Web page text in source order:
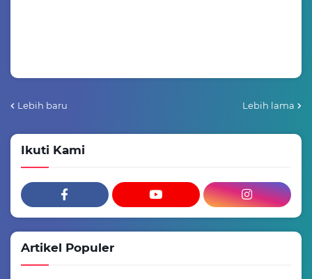
Lebih baru Lebih lama
Ikuti Kami
Artikel Populer